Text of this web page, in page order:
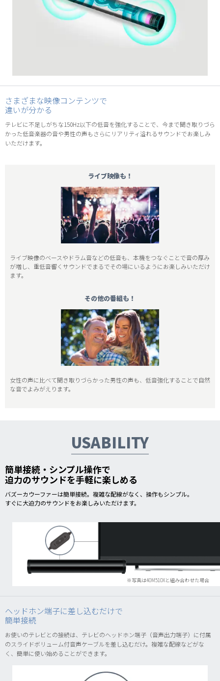
さまざまな映像コンテンツで
違いが分かる
テレビに不足しがちな150Hz以下の低音を強化することで、今まで聞き取りづら
かった低音楽器の音や男性の声もさらにリアリティ溢れるサウンドでお楽しみ
いただけます。
ライブ映像も！
ライブ映像のベースやドラム音などの低音も、本機をつなぐことで音の厚み
が増し、重低音響くサウンドでまるでその場にいるようにお楽しみいただけ
ます。
その他の番組も！
女性の声に比べて聞き取りづらかった男性の声も、低音強化することで自然
な音でよみがえります。
USABILITY
簡単接続・シンプル操作で
迫力のサウンドを手軽に楽しめる
バズーカウーファーは簡単接続。複雑な配線がなく、操作もシンプル。
すぐに大迫力のサウンドをお楽しみいただけます。
ヘッドホン端子に差し込むだけで
簡単接続
お使いのテレビとの接続は、テレビのヘッドホン端子（音声出力端子）に付属
のスライドボリューム付音声ケーブルを差し込むだけ。複雑な配線などがな
く、簡単に使い始めることができます。